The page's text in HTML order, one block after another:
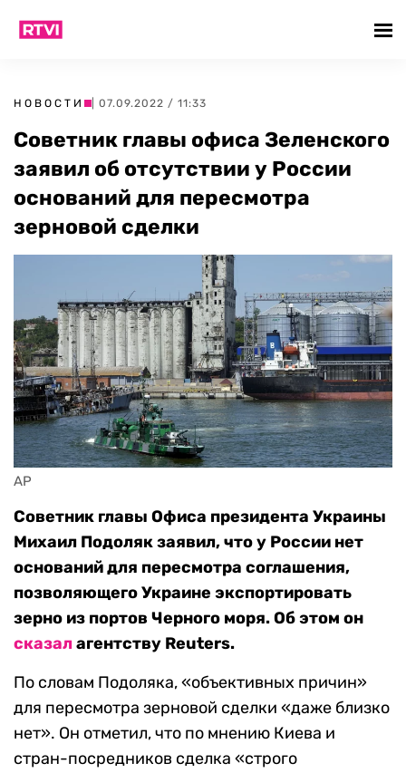
НОВОСТИ | 07.09.2022 / 11:33
Советник главы офиса Зеленского
заявил об отсутствии у России
оснований для пересмотра
зерновой сделки
AP
Советник главы Офиса президента Украины
Михаил Подоляк заявил, что у России нет
оснований для пересмотра соглашения,
позволяющего Украине экспортировать
зерно из портов Черного моря. Об этом он
сказалагентству Reuters.
По словам Подоляка, «объективных причин»
для пересмотра зерновой сделки «даже близко
нет». Он отметил, что по мнению Киева и
стран-посредников сделка «строго